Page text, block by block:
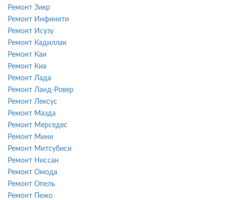
Ремонт Зикр
Ремонт Инфинити
Ремонт Исузу
Ремонт Кадиллак
Ремонт Каи
Ремонт Киа
Ремонт Лада
Ремонт Ланд-Ровер
Ремонт Лексус
Ремонт Мазда
Ремонт Мерседес
Ремонт Мини
Ремонт Митсубиси
Ремонт Ниссан
Ремонт Омода
Ремонт Опель
Ремонт Пежо